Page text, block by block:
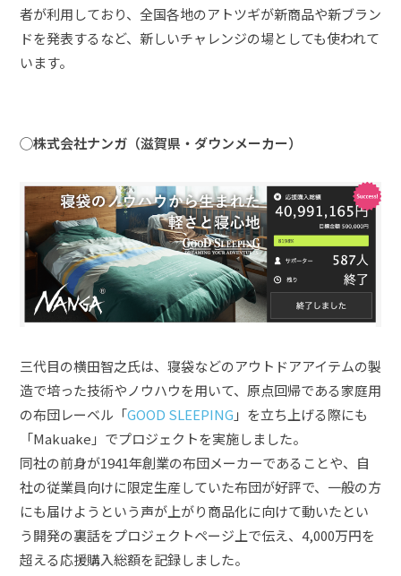
者が利用しており、全国各地のアトツギが新商品や新ブラン
ドを発表するなど、新しいチャレンジの場としても使われて
います。
◯株式会社ナンガ（滋賀県・ダウンメーカー）
三代目の横田智之氏は、寝袋などのアウトドアアイテムの製
造で培った技術やノウハウを用いて、原点回帰である家庭用
の布団レーベル「GOOD SLEEPING 」を立ち上げる際にも
「Makuake」でプロジェクトを実施しました。
同社の前身が1941年創業の布団メーカーであることや、自
社の従業員向けに限定生産していた布団が好評で、一般の方
にも届けようという声が上がり商品化に向けて動いたとい
う開発の裏話をプロジェクトページ上で伝え、4,000万円を
超える応援購入総額を記録しました。